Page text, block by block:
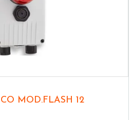
MOD.FLASH 12